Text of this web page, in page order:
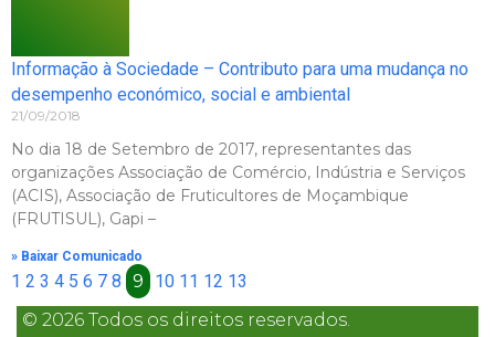
Informação à Sociedade – Contributo para uma mudança no
desempenho económico, social e ambiental
21/09/2018
No dia 18 de Setembro de 2017, representantes das
organizações Associação de Comércio, Indústria e Serviços
(ACIS), Associação de Fruticultores de Moçambique
(FRUTISUL), Gapi –
» Baixar Comunicado
1 2 3 4 5 6 7 8 9 10 11 12 13
© 2026 Todos os direitos reservados.